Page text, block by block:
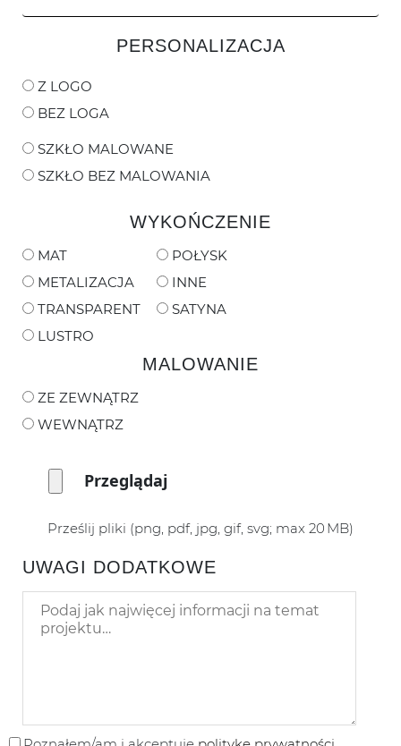
PERSONALIZACJA
Z LOGO
BEZ LOGA
SZKŁO MALOWANE
SZKŁO BEZ MALOWANIA
WYKOŃCZENIE
MAT
POŁYSK
METALIZACJA
INNE
TRANSPARENT
SATYNA
LUSTRO
MALOWANIE
ZE ZEWNĄTRZ
WEWNĄTRZ
Prześlij pliki (png, pdf, jpg, gif, svg; max 20 MB)
UWAGI DODATKOWE